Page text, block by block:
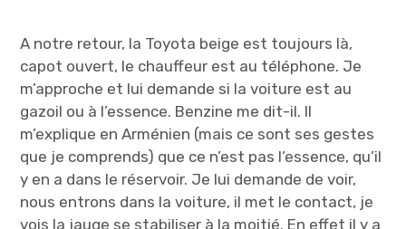
A notre retour, la Toyota beige est toujours là,
capot ouvert, le chauffeur est au téléphone. Je
m’approche et lui demande si la voiture est au
gazoil ou à l’essence. Benzine me dit-il. Il
m’explique en Arménien (mais ce sont ses gestes
que je comprends) que ce n’est pas l’essence, qu’il
y en a dans le réservoir. Je lui demande de voir,
nous entrons dans la voiture, il met le contact, je
vois la jauge se stabiliser à la moitié. En effet il y a